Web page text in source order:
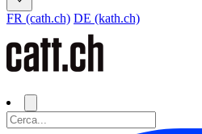
FR (cath.ch) DE (kath.ch)